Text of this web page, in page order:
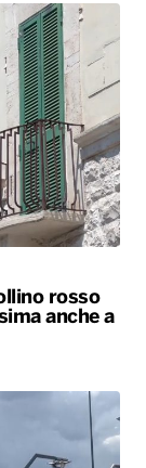
rosso
anche a